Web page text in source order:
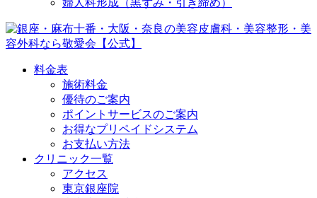
婦人科形成（黒ずみ・引き締め）
料金表
施術料金
優待のご案内
ポイントサービスのご案内
お得なプリペイドシステム
お支払い方法
クリニック一覧
アクセス
東京銀座院